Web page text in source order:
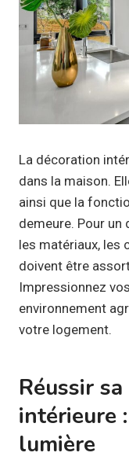
La décoration
dans la maison.
ainsi que la
demeure. Pour un
les matériaux, les
doivent être
Impressionnez
environnement
votre logement.
Réussir
intérieure
lumière